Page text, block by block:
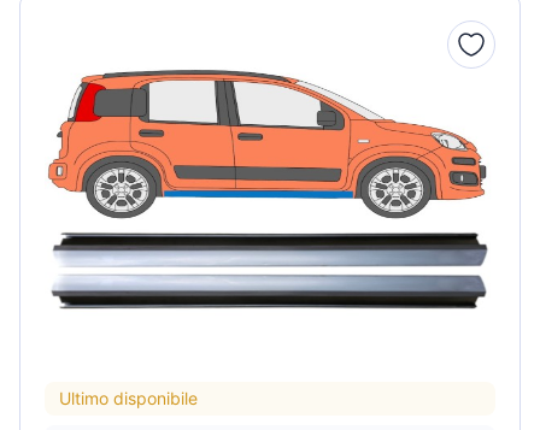
Ultimo disponibile